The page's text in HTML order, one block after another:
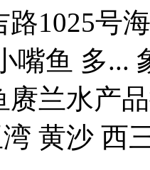
1025号
嘴鱼 多...
赓兰水产
黄沙 西